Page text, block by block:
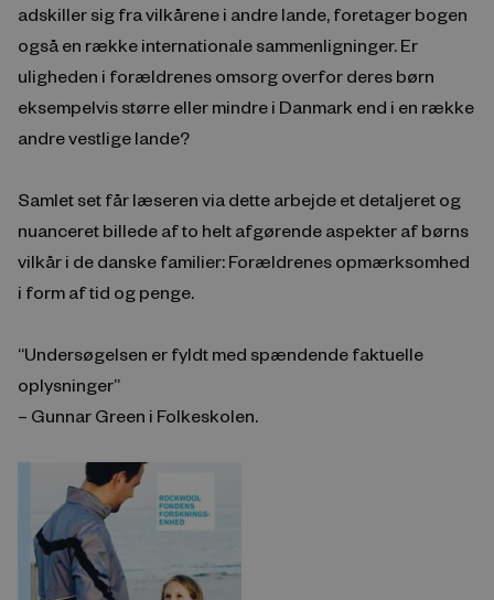
adskiller sig fra vilkårene i andre lande, foretager bogen
også en række internationale sammenligninger. Er
uligheden i forældrenes omsorg overfor deres børn
eksempelvis større eller mindre i Danmark end i en række
andre vestlige lande?
Samlet set får læseren via dette arbejde et detaljeret og
nuanceret billede af to helt afgørende aspekter af børns
vilkår i de danske familier: Forældrenes opmærksomhed
i form af tid og penge.
“Undersøgelsen er fyldt med spændende faktuelle
oplysninger”
– Gunnar Green i Folkeskolen.